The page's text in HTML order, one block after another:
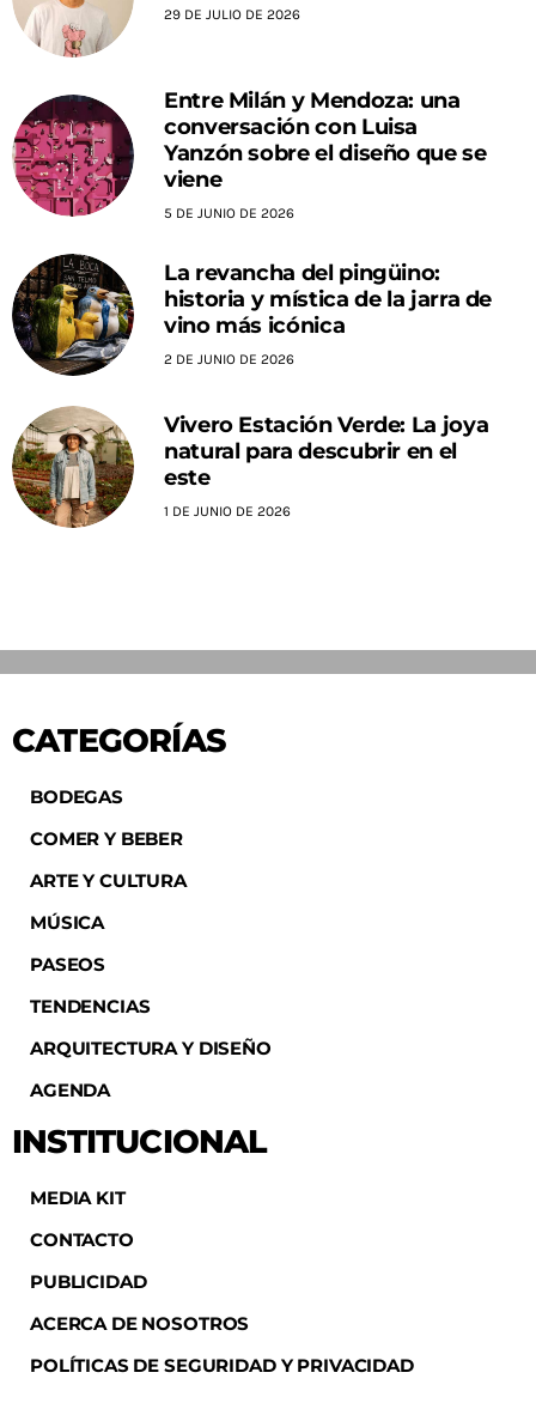
29 DE JULIO DE 2026
Entre Milán y Mendoza: una
conversación con Luisa
Yanzón sobre el diseño que se
viene
5 DE JUNIO DE 2026
La revancha del pingüino:
historia y mística de la jarra de
vino más icónica
2 DE JUNIO DE 2026
Vivero Estación Verde: La joya
natural para descubrir en el
este
1 DE JUNIO DE 2026
CATEGORÍAS
BODEGAS
COMER Y BEBER
ARTE Y CULTURA
MÚSICA
PASEOS
TENDENCIAS
ARQUITECTURA Y DISEÑO
AGENDA
INSTITUCIONAL
MEDIA KIT
CONTACTO
PUBLICIDAD
ACERCA DE NOSOTROS
POLÍTICAS DE SEGURIDAD Y PRIVACIDAD